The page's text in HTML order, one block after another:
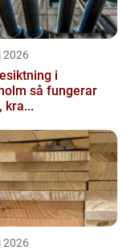
2026
i
fungerar
kra...
2026